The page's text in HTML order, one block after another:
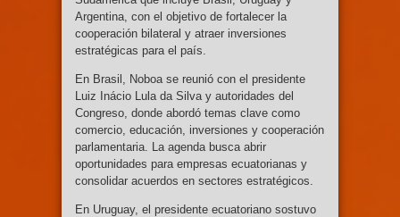
Argentina, con el objetivo de fortalecer la
cooperación bilateral y atraer inversiones
estratégicas para el país.
En Brasil, Noboa se reunió con el presidente
Luiz Inácio Lula da Silva y autoridades del
Congreso, donde abordó temas clave como
comercio, educación, inversiones y cooperación
parlamentaria. La agenda busca abrir
oportunidades para empresas ecuatorianas y
consolidar acuerdos en sectores estratégicos.
En Uruguay, el presidente ecuatoriano sostuvo